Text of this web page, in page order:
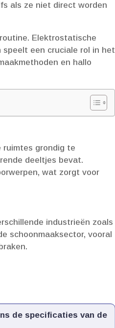
als ze niet direct worden
Elektrostatische
een cruciale rol in het
en hallo
ruimtes grondig te
deeltjes bevat.​
wat zorgt voor
industrieën zoals
schoonmaaksector, vooral
de specificaties van de